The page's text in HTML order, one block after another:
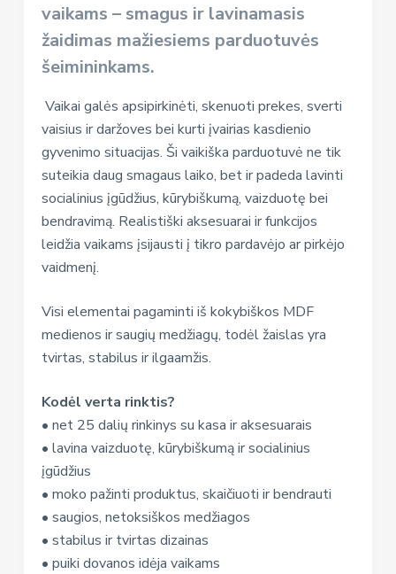
vaikams – smagus ir lavinamasis
žaidimas mažiesiems parduotuvės
šeimininkams.
Vaikai galės apsipirkinėti, skenuoti prekes, sverti
vaisius ir daržoves bei kurti įvairias kasdienio
gyvenimo situacijas. Ši vaikiška parduotuvė ne tik
suteikia daug smagaus laiko, bet ir padeda lavinti
socialinius įgūdžius, kūrybiškumą, vaizduotę bei
bendravimą. Realistiški aksesuarai ir funkcijos
leidžia vaikams įsijausti į tikro pardavėjo ar pirkėjo
vaidmenį.
Visi elementai pagaminti iš kokybiškos MDF
medienos ir saugių medžiagų, todėl žaislas yra
tvirtas, stabilus ir ilgaamžis.
Kodėl verta rinktis?
• net 25 dalių rinkinys su kasa ir aksesuarais
• lavina vaizduotę, kūrybiškumą ir socialinius
įgūdžius
• moko pažinti produktus, skaičiuoti ir bendrauti
• saugios, netoksiškos medžiagos
• stabilus ir tvirtas dizainas
• puiki dovanos idėja vaikams